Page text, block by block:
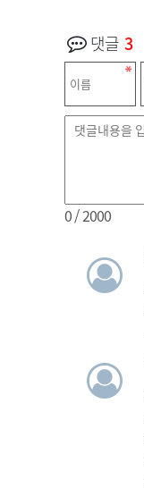
댓글 3
0/ 2000